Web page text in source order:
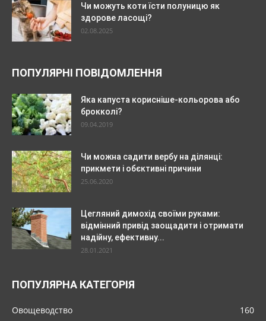
Чи можуть коти їсти полуницю як
здорове ласощі?
02.08.2025
ПОПУЛЯРНІ ПОВІДОМЛЕННЯ
Яка капуста корисніше-кольорова або
брокколі?
09.04.2019
Чи можна садити вербу на ділянці:
прикмети і обєктивні причини
25.06.2020
Цегляний димохід своїми руками:
відмінний привід заощадити і отримати
надійну, ефективну...
28.01.2021
ПОПУЛЯРНА КАТЕГОРІЯ
Овощеводство
160